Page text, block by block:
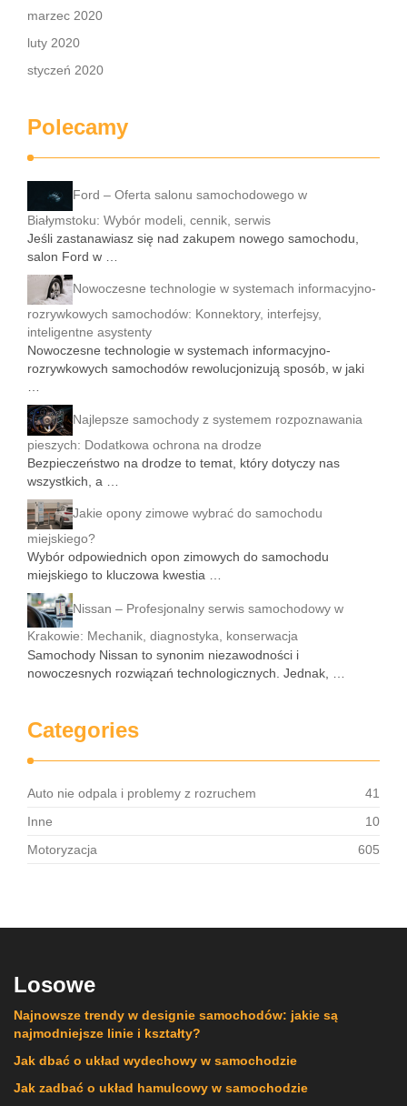
marzec 2020
luty 2020
styczeń 2020
Polecamy
Ford – Oferta salonu samochodowego w
Białymstoku: Wybór modeli, cennik, serwis
Jeśli zastanawiasz się nad zakupem nowego samochodu,
salon Ford w …
Nowoczesne technologie w systemach informacyjno-
rozrywkowych samochodów: Konnektory, interfejsy,
inteligentne asystenty
Nowoczesne technologie w systemach informacyjno-
rozrywkowych samochodów rewolucjonizują sposób, w jaki
…
Najlepsze samochody z systemem rozpoznawania
pieszych: Dodatkowa ochrona na drodze
Bezpieczeństwo na drodze to temat, który dotyczy nas
wszystkich, a …
Jakie opony zimowe wybrać do samochodu
miejskiego?
Wybór odpowiednich opon zimowych do samochodu
miejskiego to kluczowa kwestia …
Nissan – Profesjonalny serwis samochodowy w
Krakowie: Mechanik, diagnostyka, konserwacja
Samochody Nissan to synonim niezawodności i
nowoczesnych rozwiązań technologicznych. Jednak, …
Categories
Auto nie odpala i problemy z rozruchem
41
Inne
10
Motoryzacja
605
Losowe
Najnowsze trendy w designie samochodów: jakie są
najmodniejsze linie i kształty?
Jak dbać o układ wydechowy w samochodzie
Jak zadbać o układ hamulcowy w samochodzie